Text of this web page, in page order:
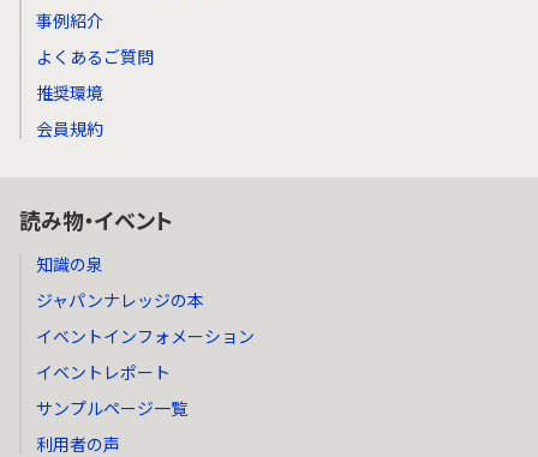
事例紹介
よくあるご質問
推奨環境
会員規約
読み物・イベント
知識の泉
ジャパンナレッジの本
イベントインフォメーション
イベントレポート
サンプルページ一覧
利用者の声